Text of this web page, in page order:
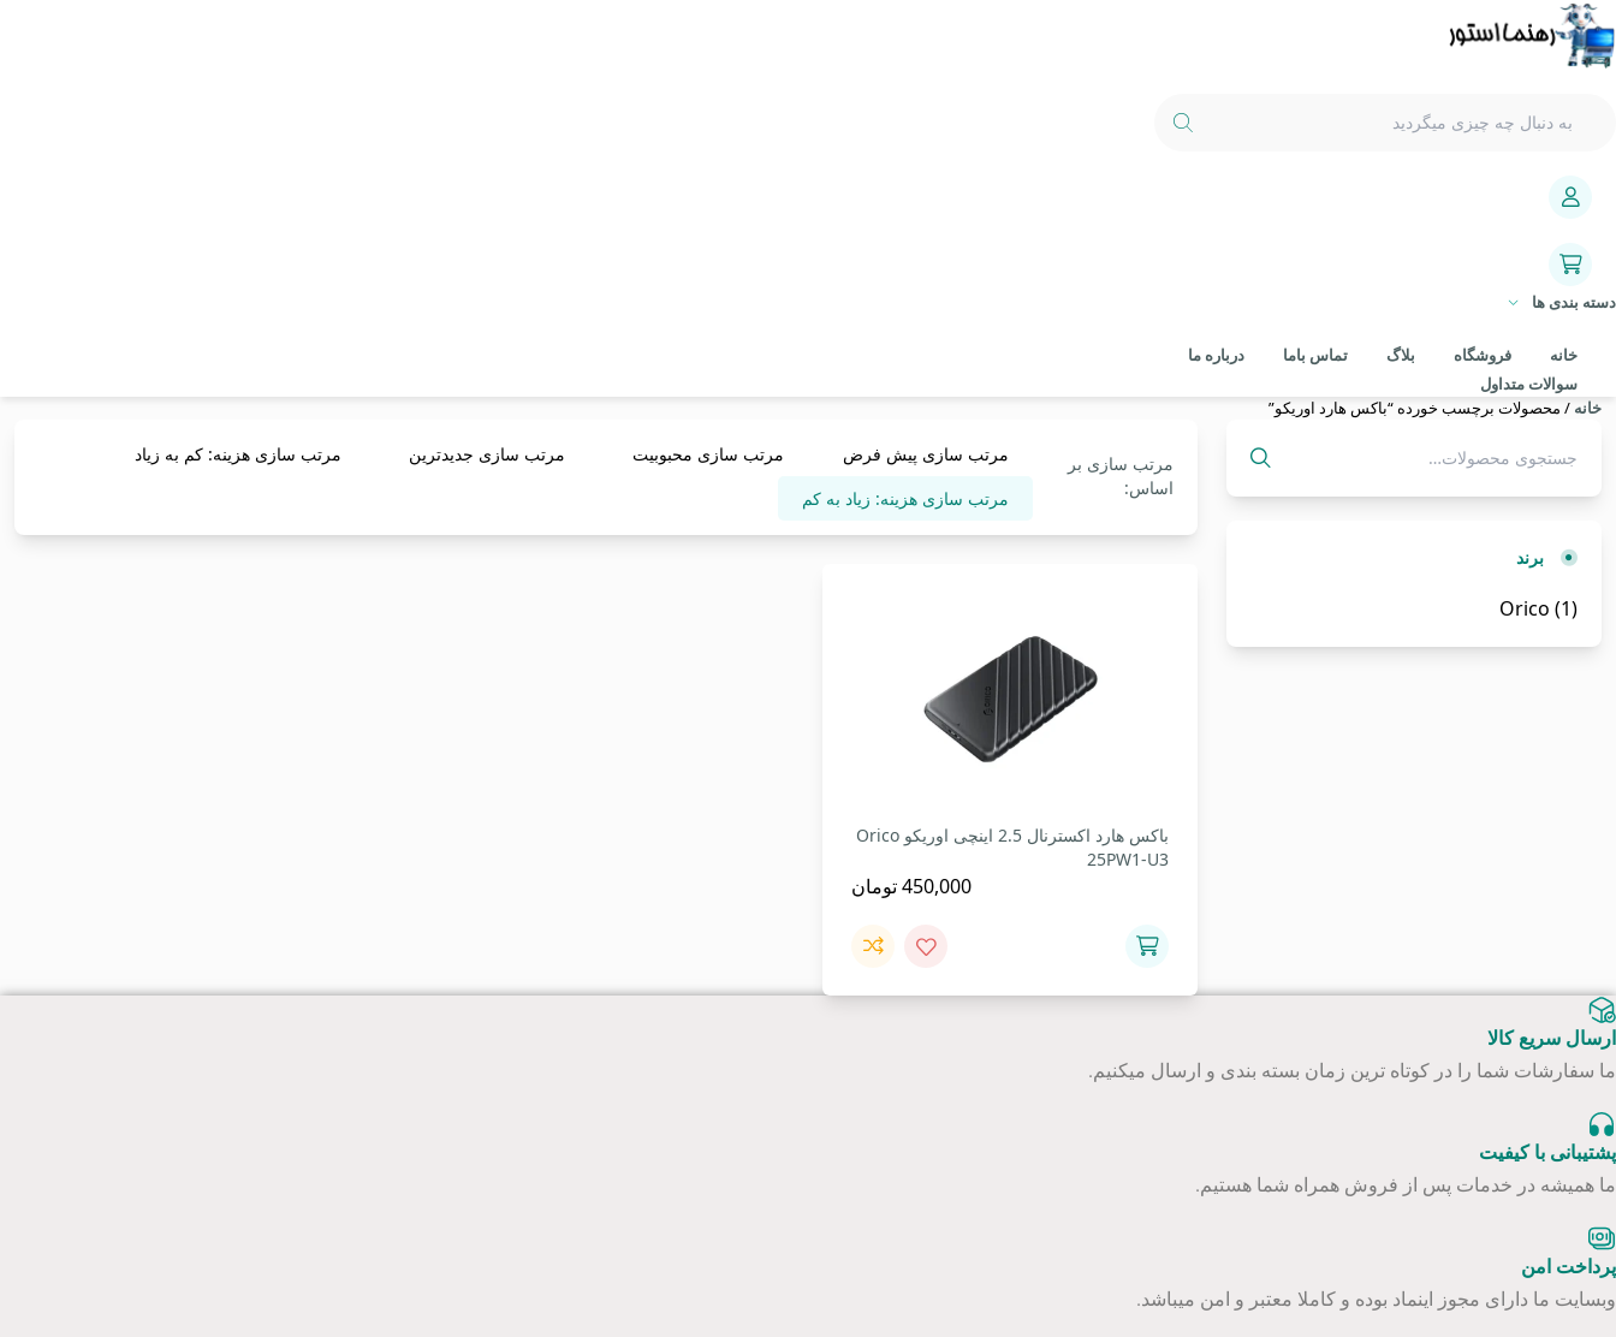
دسته بندی ها
خانه فروشگاه بلاگ تماس باما
درباره ما
سوالات متداول
خانه / محصولات برچسب خورده “باکس هارد اوریکو”
جستجو
برای:
برند
Orico (1)
مرتب سازی بر
اساس:
مرتب سازی پیش فرض مرتب سازی محبوبیت مرتب سازی جدیدترین
مرتب سازی هزینه: کم به زیاد
مرتب سازی هزینه: زیاد به کم
باکس هارد اکسترنال 2.5 اینچی اوریکو Orico
25PW1-U3
450,000تومان
ارسال سریع کالا
ما سفارشات شما را در کوتاه ترین زمان بسته بندی و ارسال میکنیم.
پشتیبانی با کیفیت
ما همیشه در خدمات پس از فروش همراه شما هستیم.
پرداخت امن
وبسایت ما دارای مجوز اینماد بوده و کاملا معتبر و امن میباشد.